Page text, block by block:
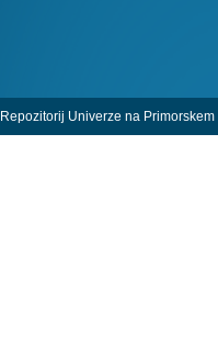
Repozitorij Univerze na Primorskem |